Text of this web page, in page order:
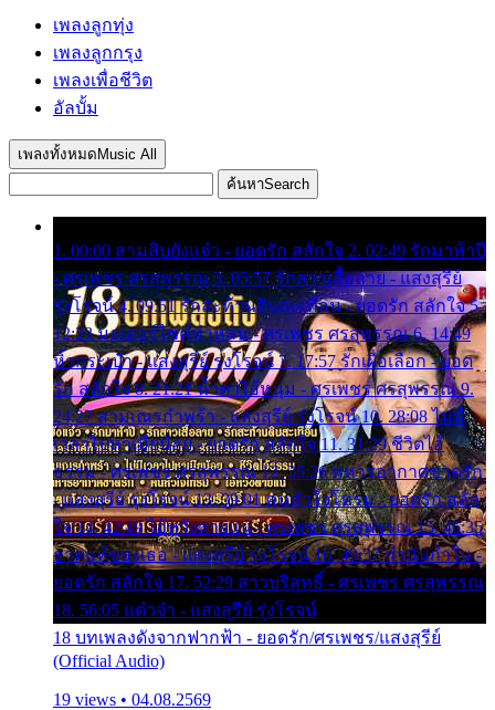
เพลงลูกทุ่ง
เพลงลูกกรุง
เพลงเพื่อชีวิต
อัลบั้ม
เพลงทั้งหมด Music All
ค้นหาSearch
1. 00:00 สามสิบยังแจ๋ว - ยอดรัก สลักใจ 2. 02:49 รักมาห้าปี
- ศรเพชร ศรสุพรรณ 3. 05:57 รักสาวเสื้อลาย - แสงสุรีย์
รุ่งโรจน์ 4. 09:51 รักสะท้านดินสะเทือน - ยอดรัก สลักใจ 5.
12:23 มอเตอร์ไซค์ทำหล่น - ศรเพชร ศรสุพรรณ 6. 14:49
หิ้วกระเป๋า - แสงสุรีย์ รุ่งโรจน์ 7. 17:57 รักเผื่อเลือก - ยอด
รัก สลักใจ 8. 21:21 น้ำตาไอ้หนุ่ม - ศรเพชร ศรสุพรรณ 9.
24:27 สามเณรกำพร้า - แสงสุรีย์ รุ่งโรจน์ 10. 28:08 ไม่มี
เวลาไปหาเมียน้อย - ยอดรัก สลักใจ 11. 31:29 ชีวิตไอ้
ธรรม - ศรเพชร ศรสุพรรณ 12. 35:26 ทหารอากาศขาดรัก
- แสงสุรีย์ รุ่งโรจน์ 13. 39:01 คนหัวใจโทรม - ยอดรัก สลัก
ใจ 14. 42:49 ไอ้หวังตายแน่ - ศรเพชร ศรสุพรรณ 15. 46:35
ธาตุแท้ของเธอ - แสงสุรีย์ รุ่งโรจน์ 16. 49:57 กำนันกำใน -
ยอดรัก สลักใจ 17. 52:29 สาวบริสุทธิ์ - ศรเพชร ศรสุพรรณ
18. 56:05 แต๋วจ๋า - แสงสุรีย์ รุ่งโรจน์
18 บทเพลงดังจากฟากฟ้า - ยอดรัก/ศรเพชร/แสงสุรีย์
(Official Audio)
19 views • 04.08.2569